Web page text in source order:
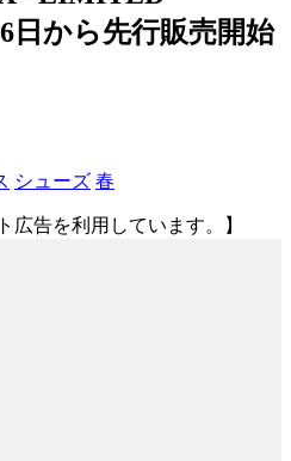
日から先行販売開始
シューズ 春
広告を利用しています。】